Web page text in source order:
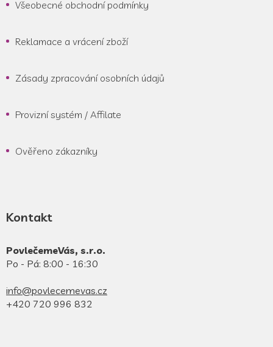
Všeobecné obchodní podmínky
Reklamace a vrácení zboží
Zásady zpracování osobních údajů
Provizní systém / Affilate
Ověřeno zákazníky
Kontakt
PovlečemeVás, s.r.o.
Po - Pá: 8:00 - 16:30
info@povlecemevas.cz
+420 720 996 832